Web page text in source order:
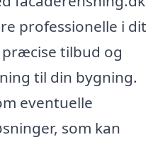
professionelle i dit
tilbud og
til din bygning.
eventuelle
som kan